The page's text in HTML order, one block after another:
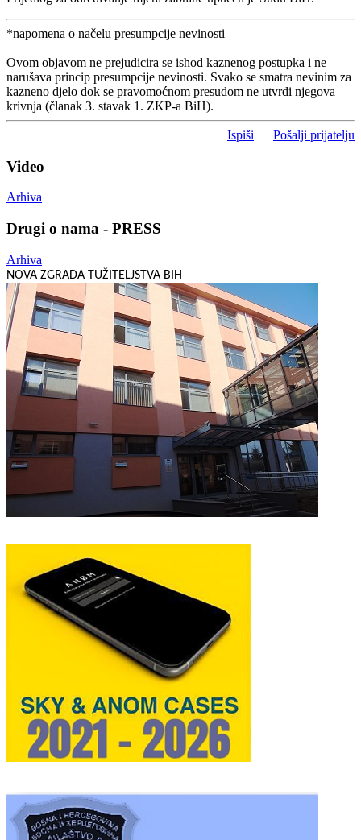
*napomena o načelu presumpcije nevinosti
Ovom objavom ne prejudicira se ishod kaznenog postupka i ne
narušava princip presumpcije nevinosti. Svako se smatra nevinim za
kazneno djelo dok se pravomoćnom presudom ne utvrdi njegova
krivnja (članak 3. stavak 1. ZKP-a BiH).
Ispiši Pošalji prijatelju
Video
Arhiva
Drugi o nama - PRESS
Arhiva
NOVA ZGRADA TUŽITELJSTVA BIH